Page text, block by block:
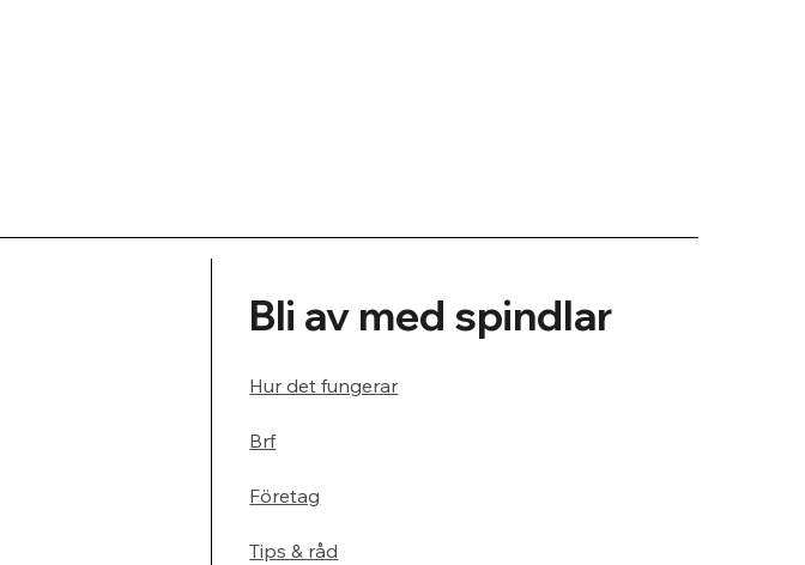
Bli av med spindlar
Hur det fungerar
Brf
Företag
Tips & råd